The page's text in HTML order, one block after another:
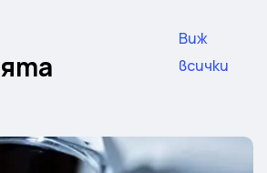
Виж
всички